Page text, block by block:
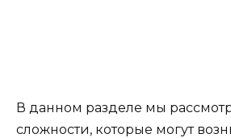
В данном разделе мы
сложности, которые могут